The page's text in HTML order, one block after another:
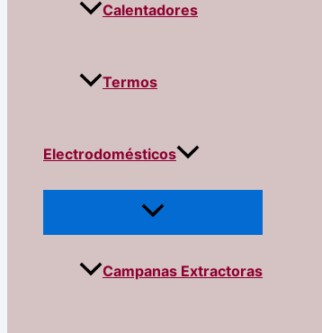
Calentadores
Termos
Electrodomésticos
Campanas Extractoras